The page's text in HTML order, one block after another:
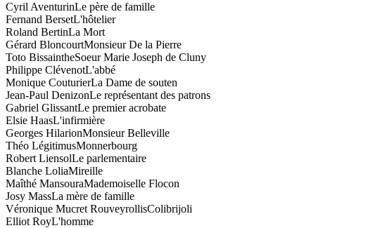
Cyril AventurinLe père de famille
Fernand BersetL'hôtelier
Roland BertinLa Mort
Gérard BloncourtMonsieur De la Pierre
Toto BissaintheSoeur Marie Joseph de Cluny
Philippe ClévenotL'abbé
Monique CouturierLa Dame de souten
Jean-Paul DenizonLe représentant des patrons
Gabriel GlissantLe premier acrobate
Elsie HaasL'infirmière
Georges HilarionMonsieur Belleville
Théo LégitimusMonnerbourg
Robert LiensolLe parlementaire
Blanche LoliaMireille
Maîthé MansouraMademoiselle Flocon
Josy MassLa mère de famille
Véronique Mucret RouveyrollisColibrijoli
Elliot RoyL'homme